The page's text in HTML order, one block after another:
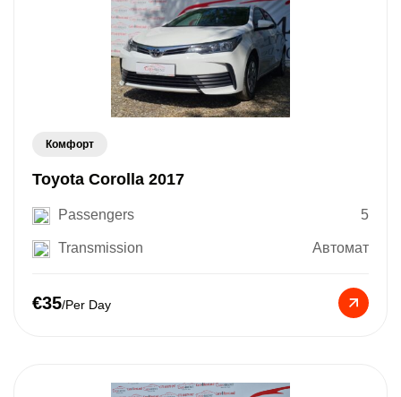
Комфорт
Toyota Corolla 2017
Passengers 5
Transmission Автомат
€35/Per Day